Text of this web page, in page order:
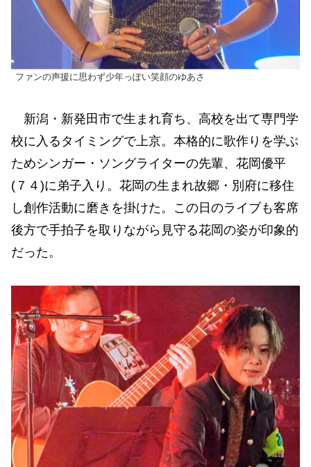
ファンの声援に思わず少年っぽい笑顔のゆあさ
新潟・新発田市で生まれ育ち、高校を出て専門学
校に入るタイミングで上京。本格的に歌作りを学ぶ
ためシンガー・ソングライターの先輩、花岡優平
(７４)に弟子入り。花岡の生まれ故郷・別府に移住
し創作活動に磨きを掛けた。この日のライブも客席
後方で手拍子を取りながら見守る花岡の姿が印象的
だった。